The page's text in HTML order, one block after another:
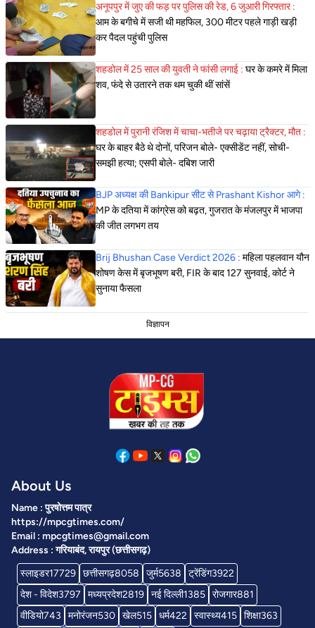
अनूपपुर में जुए की फड़ पर पुलिस की रेड, 6 जुआरी गिरफ्तार :
आम के बगीचे में सजी थी महफिल, 300 मीटर पहले गाड़ी खड़ी
कर पैदल पहुंची पुलिस
शहडोल में 25 साल की युवती ने फांसी लगाई : घर के कमरे में मिला
शव, फंदे से उतारने तक थम चुकी थीं सांसें
शहडोल में पुरानी रंजिश में चाचा-भतीजे पर चढ़ाया ट्रैक्टर, मौत :
घर के बाहर बैठे थे दोनों, परिजन बोले- एक्सीडेंट नहीं, सोची-
समझी हत्या; एसपी बोले- दबिश जारी
BJP अध्यक्ष की Bankipur सीट से Prashant Kishor आगे :
MP के दतिया में कांग्रेस को बढ़त, गुजरात के मंजलपुर में भाजपा
की जीत लगभग तय
Brij Bhushan Case Verdict 2026 : महिला पहलवान यौन
शोषण केस में बृजभूषण बरी, FIR के बाद 127 सुनवाई, कोर्ट ने
सुनाया फैसला
विज्ञापन
About Us
Name : पुरषोत्तम पात्र
https://mpcgtimes.com/
Email : mpcgtimes@gmail.com
Address : गरियाबंद, रायपुर (छत्तीसगढ़)
स्लाइडर17729 छत्तीसगढ़8058 जुर्म5638 ट्रेंडिंग3922
देश - विदेश3797 मध्यप्रदेश2819 नई दिल्ली1385 रोजगार881
वीडियो743 मनोरंजन530 खेल515 धर्म422 स्वास्थ्य415 शिक्षा363